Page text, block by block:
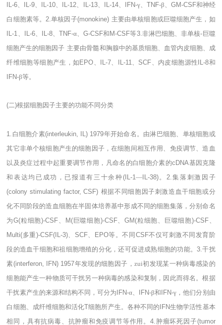
IL-6
IL-9 IL-10 IL-12 IL-13、 IL-14、 IFN-γ、 TNF-β、 GM-CSF和神经
白细胞素等。 2.单核因子(monokine) 主要由单核细胞或巨噬细胞产生，如
IL-1
IL-6、 IL-8、 TNF-α、G-CSF和 M-CSF等3. 非淋巴细胞、非单核- 巨噬
细胞产生的细胞因子 主要由骨髓和胸腺中的基质细胞、血管内皮细胞、成
纤维细胞等细胞产生，如 EPO IL-7 IL-11 SCF 、内皮细胞源性 IL-8和
IFN-β等。
(二)根据细胞因子主要的功能不同分类
1. 白细胞介素(interleukin, IL) 1979年开始命名。由淋巴细胞、单核细胞或
其它非单个核细胞产生的细胞因子，在细胞间相互作用、免疫调节、造血
以及炎症过程中起重要调节作用，凡命名的白细胞介素的cDNA基因克隆
和表达均已成功，已报道有三十余种 (IL-1―IL-38)。 2.集落刺激因子
(colony stimulating factor, CSF) 根据不同细胞因子刺激造血干细胞或分
化不同阶段的造血细胞在半固体培养基中形成不同的细胞集落，分别命名
为G(粒细胞)-CSF、 M(巨噬细胞)-CSF、GM(粒细胞、巨噬细胞)-CSF、
Multi(多重)-CSF(IL-3)、 SCF、 EPO等。不同 CSF不仅可刺激不同发育阶
段的造血干细胞和祖细胞增殖的分化，还可促进成熟细胞的功能。3.干扰
素(interferon, IFN) 1957年发现的细胞因子，zui初发现某一种病毒感染的
细胞能产生一种物质可干扰另一种病毒的感染和复制，因此而得名。根据
干扰素产生的来源和结构不同，可分为 IFN-α、 IFN-β和 IFN-γ，他们分别由
白细胞、成纤维细胞和活化T细胞所产生。各种不同的 IFN生物学活性基本
相同，具有抗病毒、抗肿瘤和免疫调节等作用。4. 肿瘤坏死因子(tumor